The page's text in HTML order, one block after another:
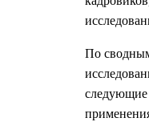
По
следующие